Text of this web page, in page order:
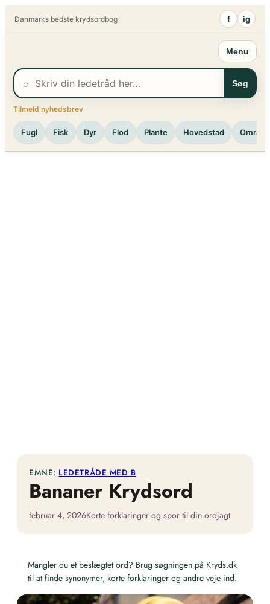
Danmarks bedste krydsordbog f ig
Menu
⌕ Søg
Tilmeld nyhedsbrev
Fugl Fisk Dyr Flod Plante Hovedstad Område
EMNE: LEDETRÅDE MED B
Bananer Krydsord
februar 4, 2026Korte forklaringer og spor til din ordjagt
Mangler du et beslægtet ord? Brug søgningen på Kryds.dk
til at finde synonymer, korte forklaringer og andre veje ind.